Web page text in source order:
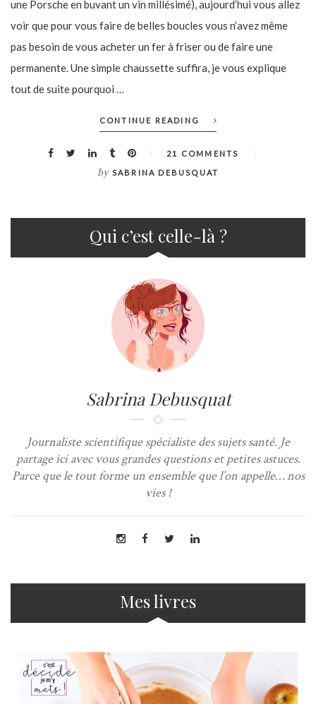
une Porsche en buvant un vin millésimé), aujourd’hui vous allez
voir que pour vous faire de belles boucles vous n’avez même
pas besoin de vous acheter un fer à friser ou de faire une
permanente. Une simple chaussette suffira, je vous explique
tout de suite pourquoi …
CONTINUE READING
21 COMMENTS
by SABRINA DEBUSQUAT
Qui c’est celle-là ?
Sabrina Debusquat
Journaliste scientifique spécialiste des sujets santé. Je
partage ici avec vous grandes questions et petites astuces.
Parce que le tout forme un ensemble que l’on appelle… nos
vies !
Mes livres